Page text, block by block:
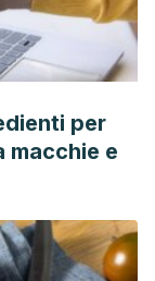
per
macchie e